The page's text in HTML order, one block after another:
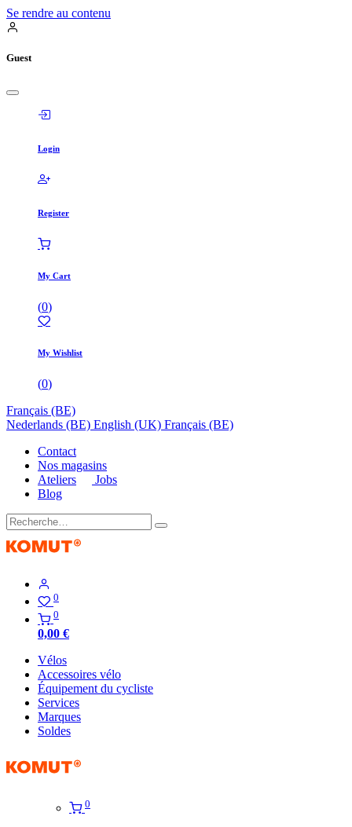
Se rendre au contenu
Guest
Login
Register
My Cart
(0)
My Wishlist
(0)
Français (BE)
Nederlands (BE) English (UK) Français (BE)
Contact
Nos magasins
Ateliers
Jobs
Blog
0
0
0,00 €
Vélos
Accessoires vélo
Équipement du cycliste
Services
Marques
Soldes
0